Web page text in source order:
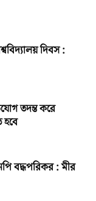
দিবস :
তদন্ত করে
হবে
বদ্ধপরিকর : মীর